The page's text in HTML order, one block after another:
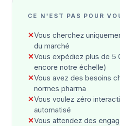
CE N'EST PAS POUR
✕Vous cherchez
du marché
✕Vous expédiez plus de 5
encore notre échelle)
✕Vous avez des besoins
normes pharma
✕Vous voulez zéro
automatisé
✕Vous attendez des